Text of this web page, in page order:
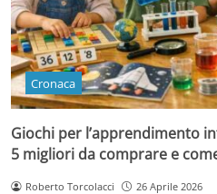
Cronaca
Giochi per l’apprendimento
5 migliori da comprare e
Roberto Torcolacci 26 Aprile 2026